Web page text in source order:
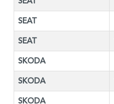
SEAT
SEAT
SKODA
SKODA
SKODA